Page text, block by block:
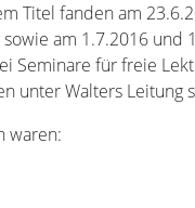
Titel fanden am
am 1.7.2016 und
Seminare für freie
unter Walters Leitung
waren: